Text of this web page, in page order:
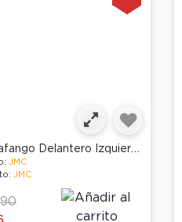
Guardafango Delantero Izquierdo
JMC
JMC
from
to